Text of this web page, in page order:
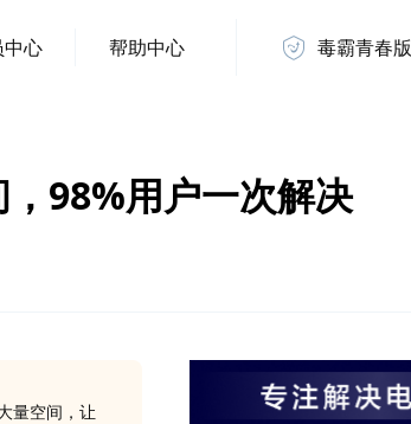
心 帮助中心 毒霸青春版
98%用户一次解决
量空间，让